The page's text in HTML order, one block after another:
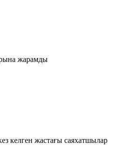
жарамды
келген жастағы саяхатшылар